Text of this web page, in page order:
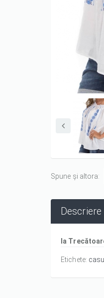
Spune și altora:
Descriere
Ia
Etichete: